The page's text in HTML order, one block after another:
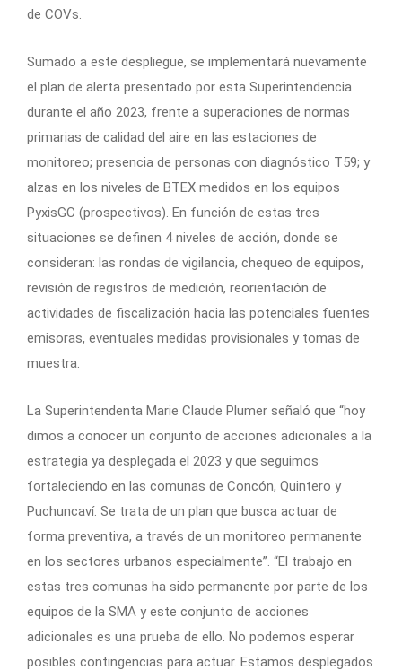
de COVs.
Sumado a este despliegue, se implementará nuevamente
el plan de alerta presentado por esta Superintendencia
durante el año 2023, frente a superaciones de normas
primarias de calidad del aire en las estaciones de
monitoreo; presencia de personas con diagnóstico T59; y
alzas en los niveles de BTEX medidos en los equipos
PyxisGC (prospectivos). En función de estas tres
situaciones se definen 4 niveles de acción, donde se
consideran: las rondas de vigilancia, chequeo de equipos,
revisión de registros de medición, reorientación de
actividades de fiscalización hacia las potenciales fuentes
emisoras, eventuales medidas provisionales y tomas de
muestra.
La Superintendenta Marie Claude Plumer señaló que “hoy
dimos a conocer un conjunto de acciones adicionales a la
estrategia ya desplegada el 2023 y que seguimos
fortaleciendo en las comunas de Concón, Quintero y
Puchuncaví. Se trata de un plan que busca actuar de
forma preventiva, a través de un monitoreo permanente
en los sectores urbanos especialmente”. “El trabajo en
estas tres comunas ha sido permanente por parte de los
equipos de la SMA y este conjunto de acciones
adicionales es una prueba de ello. No podemos esperar
posibles contingencias para actuar. Estamos desplegados